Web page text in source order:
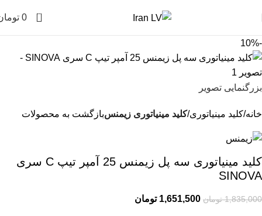
0
0
-10%
بزرگنمایی تصویر
خانه کلید مینیاتوری کلید مینیاتوری زیمنسبازگشت به محصولات
کلید مینیاتوری سه پل زیمنس 25 آمپر تیپ C سری
SINOVA
1,835,000 تومان 1,651,500 تومان